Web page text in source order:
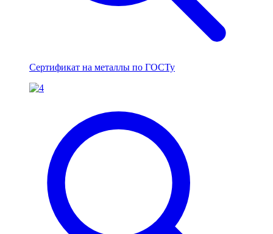
Сертификат на металлы по ГОСТу